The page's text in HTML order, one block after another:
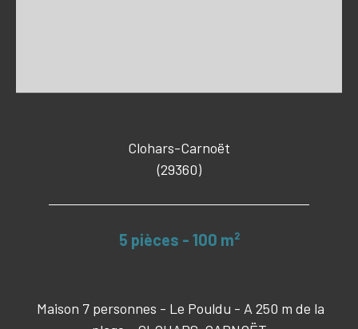
Clohars-Carnoët
(29360)
5 pièces - 100 m²
Maison 7 personnes - Le Pouldu - A 250 m de la